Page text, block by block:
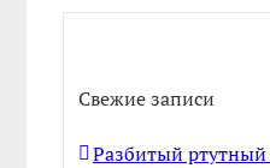
Свежие записи
Разбитый ртутный